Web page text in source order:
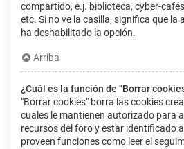
compartido, e.j. biblioteca, cyber-
etc. Si no ve la casilla, significa que
ha deshabilitado la opción.
Arriba
¿Cuál es la función de "Borrar
"Borrar cookies" borra las cookies
cuales le mantienen autorizado para
recursos del foro y estar identificado
proveen funciones como leer el